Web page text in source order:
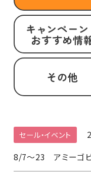
キャンペーン
おすすめ情
その他
セール・イベント
8/7～23 アミーゴビ